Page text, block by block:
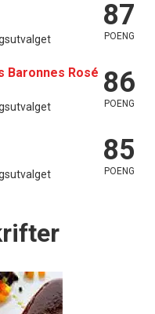
87
POENG
Baronnes Rosé 86
POENG
85
POENG